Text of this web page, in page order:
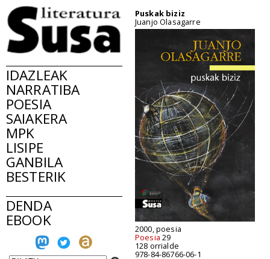
IDAZLEAK
NARRATIBA
POESIA
SAIAKERA
MPK
LISIPE
GANBILA
BESTERIK
DENDA
EBOOK
Puskak biziz
Juanjo Olasagarre
2000, poesia
Poesia 29
128 orrialde
978-84-86766-06-1